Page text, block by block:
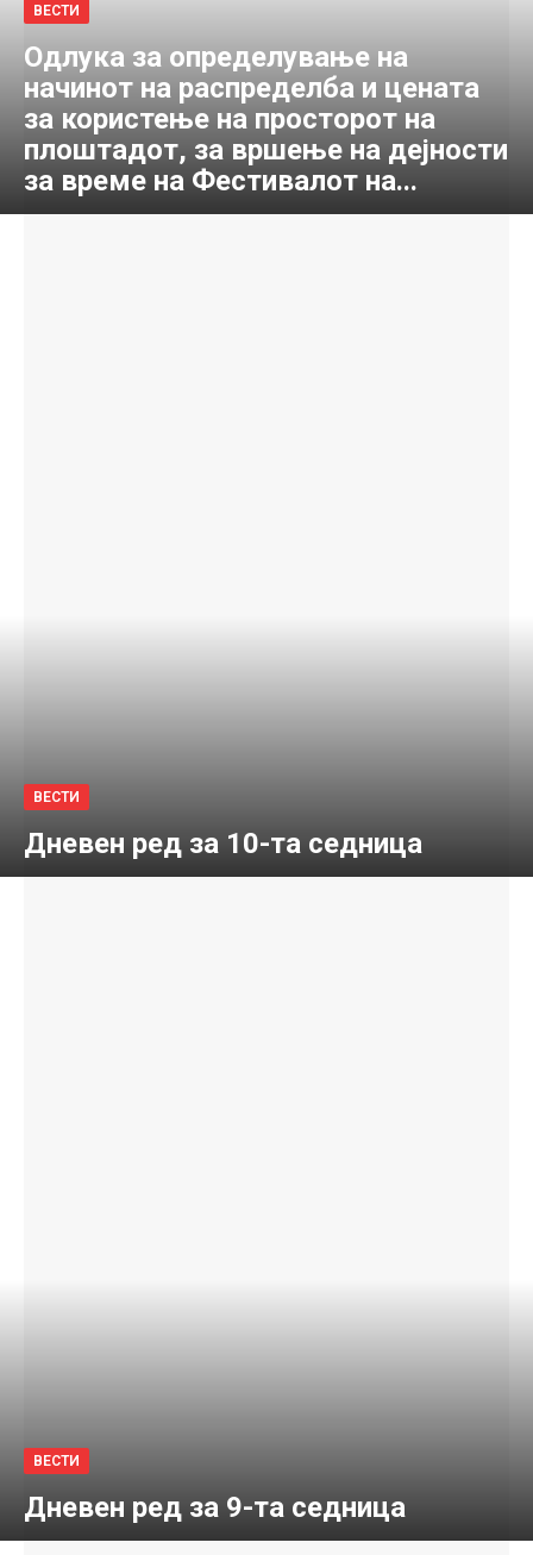
ВЕСТИ
Одлука за определување на
начинот на распределба и цената
за користење на просторот на
плоштадот, за вршење на дејности
за време на Фестивалот на...
ВЕСТИ
Дневен ред за 10-та седница
ВЕСТИ
Дневен ред за 9-та седница